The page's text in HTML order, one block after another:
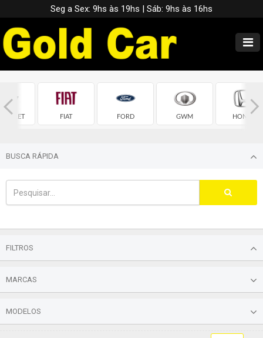
Seg a Sex: 9hs às 19hs | Sáb: 9hs às 16hs
FIAT FORD GWM HONDA
BUSCA RÁPIDA
FILTROS
MARCAS
MODELOS